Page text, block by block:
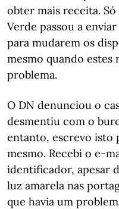
obter mais receita. Só
Verde passou a
para mudarem os
mesmo quando estes
problema.
O DN denunciou o
desmentiu com o
entanto, escrevo isto
mesmo. Recebi o e-
identificador, apesar
luz amarela nas
que havia um